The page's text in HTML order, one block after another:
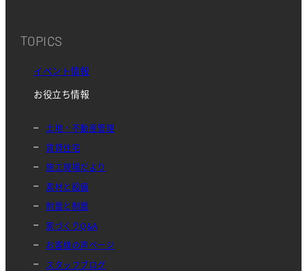
TOPICS
イベント情報
お役立ち情報
土地・不動産管理
賃貸住宅
施工現場だより
素材と設備
耐震と制震
家づくりQ&A
お客様の声ページ
スタッフブログ